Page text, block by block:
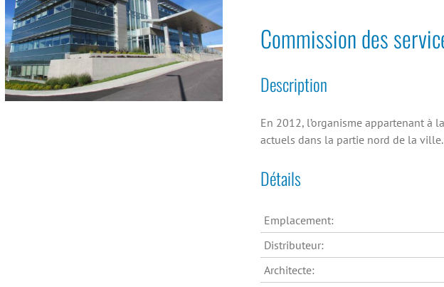
Commission des
Description
En 2012, l’organisme appartenant à
actuels dans la partie nord de la ville.
Détails
Emplacement:
Distributeur:
Architecte: